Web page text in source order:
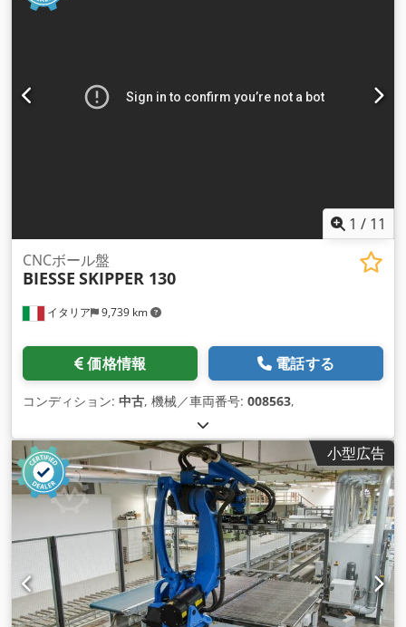
1 / 11
イタリア 9,739 km
CNCボール盤
BIESSE SKIPPER 130
価格情報 電話する
コンディション: 中古, 機械／車両番号: 008563,
小型広告